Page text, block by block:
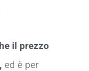
il prezzo
ed è per